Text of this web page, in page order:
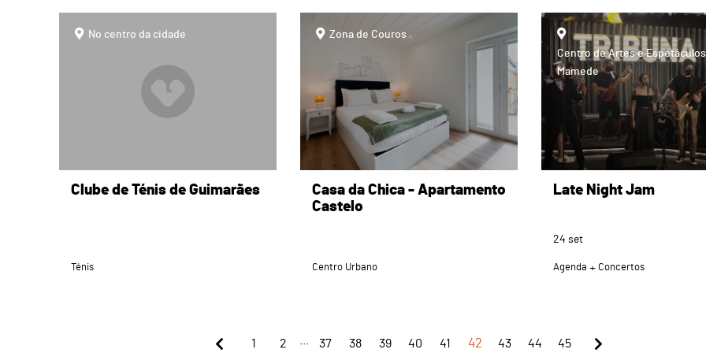
pageNo centro da cidade
Clube de Ténis de Guimarães
Ténis
pageZona de Couros
Casa da Chica - Apartamento
Castelo
Centro Urbano
Centro de Artes e
Mamede
Late Night Jam
24 set
Agenda Concertos
1 2 37 38 39 40 41 42 43 44 45